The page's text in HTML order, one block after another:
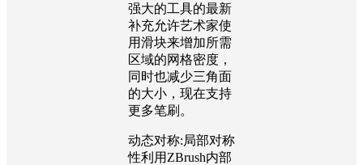
强大的工具的最新
补充允许艺术家使
用滑块来增加所需
区域的网格密度，
同时也减少三角面
的大小，现在支持
更多笔刷。
动态对称:局部对称
性利用ZBrush内部